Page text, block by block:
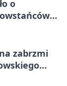
o
zabrzmi